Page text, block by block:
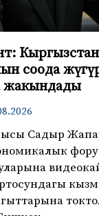
соода
жакындады
Садыр